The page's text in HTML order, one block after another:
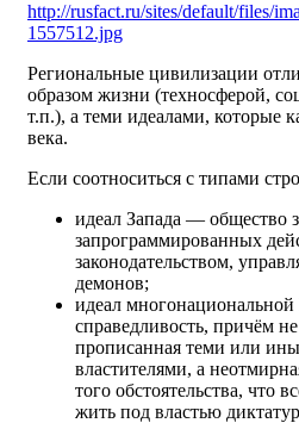
http://rusfact.ru/sites/default/files/
1557512.jpg
Региональные цивилизации
образом жизни (техносферой,
т.п.), а теми идеалами, которые
века.
Если соотноситься с типами
идеал Запада — общество
запрограммированных
законодательством,
демонов;
идеал
справедливость, причём
прописанная теми или
властителями, а
того обстоятельства, что
жить под властью